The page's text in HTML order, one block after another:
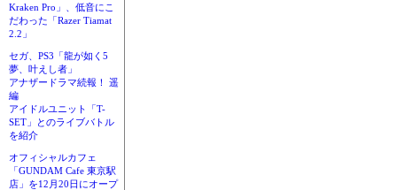
Kraken Pro」、低音にこ
だわった「Razer Tiamat
2.2」
セガ、PS3「龍が如く5
夢、叶えし者」
アナザードラマ続報！ 遥
編
アイドルユニット「T-
SET」とのライブバトル
を紹介
オフィシャルカフェ
「GUNDAM Cafe 東京駅
店」を12月20日にオープ